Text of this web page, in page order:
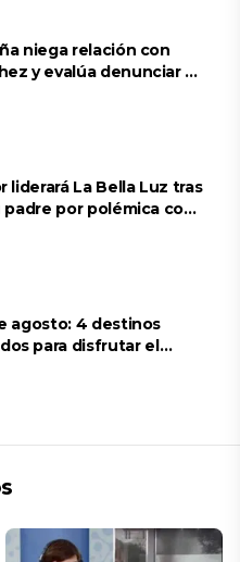
niega relación con
y evalúa denunciar a
liderará La Bella Luz tras
padre por polémica con
agosto: 4 destinos
para disfrutar el